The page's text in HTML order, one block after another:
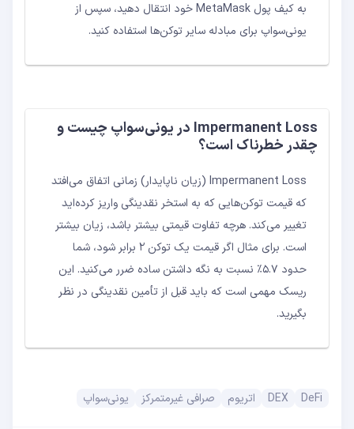
به کیف پول MetaMask خود انتقال دهید، سپس از
یونی‌سواپ برای مبادله سایر توکن‌ها استفاده کنید.
Impermanent Loss در یونی‌سواپ چیست و
چقدر خطرناک است؟
Impermanent Loss (زیان ناپایدار) زمانی اتفاق می‌افتد
که قیمت توکن‌هایی که به استخر نقدینگی واریز کرده‌اید
تغییر می‌کند. هرچه تفاوت قیمتی بیشتر باشد، زیان بیشتر
است. برای مثال اگر قیمت یک توکن ۲ برابر شود، شما
حدود ۵.۷٪ نسبت به نگه داشتن ساده ضرر می‌کنید. این
ریسک مهمی است که باید قبل از تأمین نقدینگی در نظر
بگیرید.
DeFi
DEX اتریوم صرافی غیرمتمرکز یونی‌سواپ